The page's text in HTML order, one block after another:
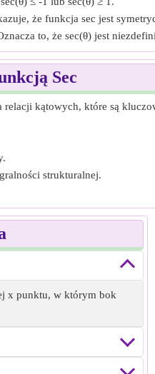
że funkcja sec jest
to, że sec(θ) jest
Sec
kątowych, które są
strukturalnej.
x punktu, w którym bok